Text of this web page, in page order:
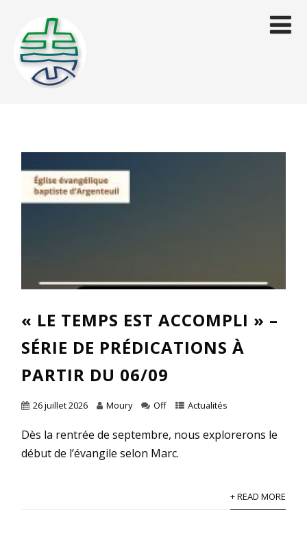
« LE TEMPS EST ACCOMPLI » –
SÉRIE DE PRÉDICATIONS À
PARTIR DU 06/09
26 juillet 2026 Moury Off Actualités
Dès la rentrée de septembre, nous explorerons le
début de l’évangile selon Marc.
+ READ MORE